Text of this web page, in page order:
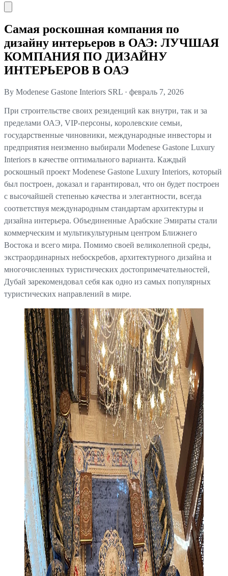
Самая роскошная компания по
дизайну интерьеров в ОАЭ: ЛУЧШАЯ
КОМПАНИЯ ПО ДИЗАЙНУ
ИНТЕРЬЕРОВ В ОАЭ
By Modenese Gastone Interiors SRL · февраль 7, 2026
При строительстве своих резиденций как внутри, так и за
пределами ОАЭ, VIP-персоны, королевские семьи,
государственные чиновники, международные инвесторы и
предприятия неизменно выбирали Modenese Gastone Luxury
Interiors в качестве оптимального варианта. Каждый
роскошный проект Modenese Gastone Luxury Interiors, который
был построен, доказал и гарантировал, что он будет построен
с высочайшей степенью качества и элегантности, всегда
соответствуя международным стандартам архитектуры и
дизайна интерьера. Объединенные Арабские Эмираты стали
коммерческим и мультикультурным центром Ближнего
Востока и всего мира. Помимо своей великолепной среды,
экстраординарных небоскребов, архитектурного дизайна и
многочисленных туристических достопримечательностей,
Дубай зарекомендовал себя как одно из самых популярных
туристических направлений в мире.